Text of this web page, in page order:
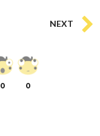
NEXT
0 0